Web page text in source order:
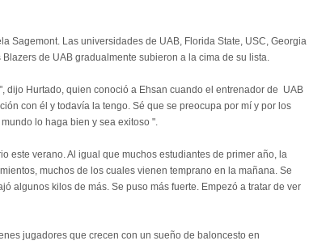
Sagemont. Las universidades de UAB, Florida State, USC, Georgia
de UAB gradualmente subieron a la cima de su lista.
dijo Hurtado, quien conoció a Ehsan cuando el entrenador de UAB
con él y todavía la tengo. Sé que se preocupa por mí y por los
lo haga bien y sea exitoso ".
este verano. Al igual que muchos estudiantes de primer año, la
muchos de los cuales vienen temprano en la mañana. Se
algunos kilos de más. Se puso más fuerte. Empezó a tratar de ver
jugadores que crecen con un sueño de baloncesto en